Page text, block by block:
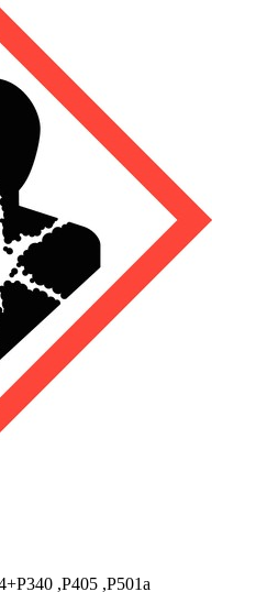
,P405 ,P501a